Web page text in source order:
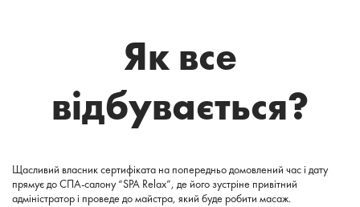
Як все
відбувається?
Щасливий власник сертифіката на попередньо домовлений час і дату
прямує до СПА-салону “SPA Relax”, де його зустріне привітний
адміністратор і проведе до майстра, який буде робити масаж.